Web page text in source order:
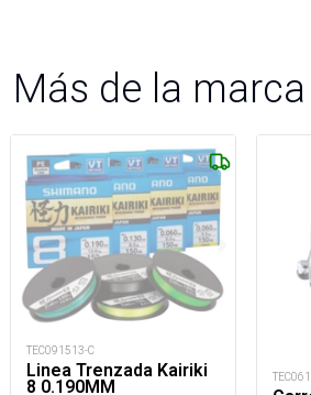
Más de la marca
TEC091513-C
Linea Trenzada Kairiki
8 0.190MM